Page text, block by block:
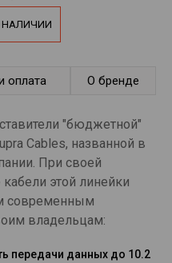
оплата О бренде
"бюджетной"
Cables, названной в
При своей
этой линейки
современным
владельцам:
передачи данных до 10.2